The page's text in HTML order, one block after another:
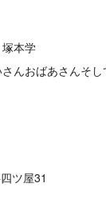
本学
んおばあさんそ
ツ屋31